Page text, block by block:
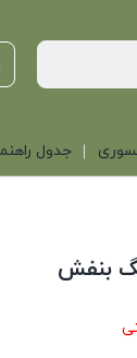
جدول
بنفش